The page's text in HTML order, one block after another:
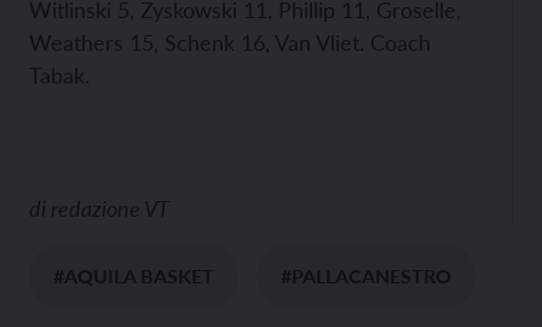
Witlinski 5, Zyskowski 11, Phillip 11, Groselle,
Weathers 15, Schenk 16, Van Vliet. Coach
Tabak.
di redazione VT
#AQUILA BASKET #PALLACANESTRO